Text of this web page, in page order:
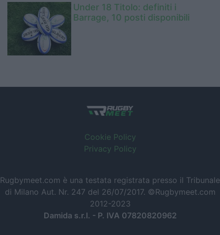
Under 18 Titolo: definiti i
Barrage, 10 posti disponibili
Cookie Policy
Privacy Policy
Rugbymeet.com è una testata registrata presso il Tribunale
di Milano Aut. Nr. 247 del 26/07/2017. ©Rugbymeet.com
2012-2023
Damida s.r.l. - P. IVA 07820820962